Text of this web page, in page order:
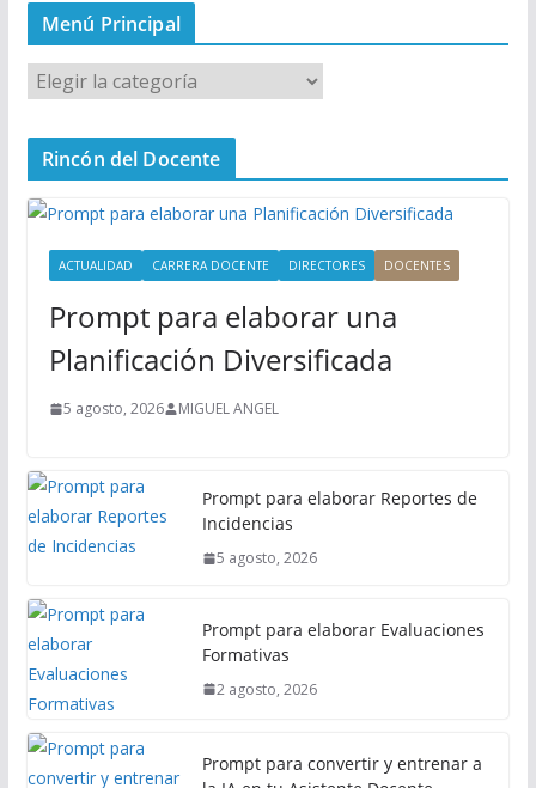
Menú Principal
M
e
n
P
Rincón del Docente
ACTUALIDAD CARRERA DOCENTE DIRECTORES DOCENTES
Prompt para elaborar una
Planificación Diversificada
5 agosto, 2026 MIGUEL ANGEL
Prompt para elaborar Reportes de
Incidencias
5 agosto, 2026
Prompt para elaborar Evaluaciones
Formativas
2 agosto, 2026
Prompt para convertir y entrenar a